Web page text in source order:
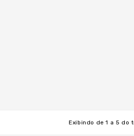
Exibindo de 1 a 5 do